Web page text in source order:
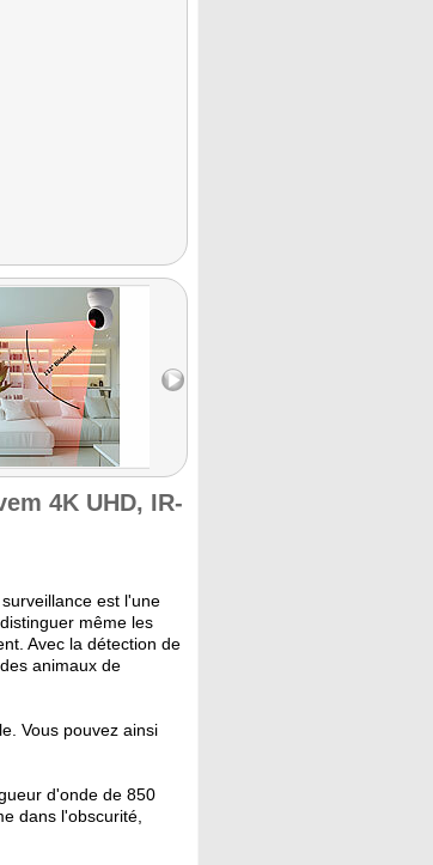
4K UHD, IR-
est l'une
même les
Avec la détection de
animaux de
Vous pouvez ainsi
d'onde de 850
dans l'obscurité,